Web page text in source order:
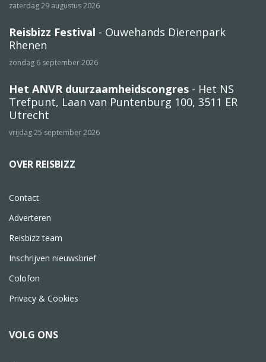
zaterdag 29 augustus 2026
Reisbizz Festival - Ouwehands Dierenpark
Rhenen
zondag 6 september 2026
Het ANVR duurzaamheidscongres - Het NS
Trefpunt, Laan van Puntenburg 100, 3511 ER
Utrecht
vrijdag 25 september 2026
OVER REISBIZZ
Contact
Adverteren
Reisbizz team
Inschrijven nieuwsbrief
Colofon
Privacy & Cookies
VOLG ONS